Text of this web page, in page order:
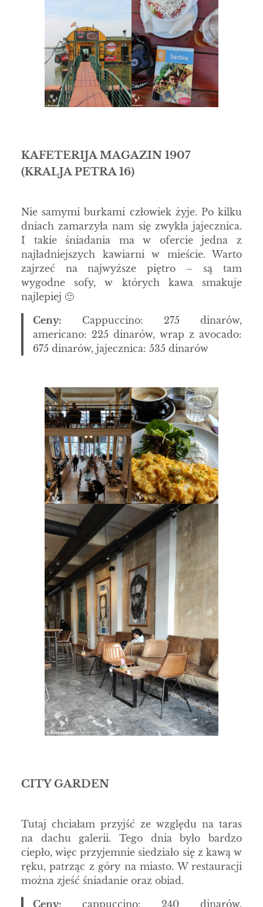
KAFETERIJA MAGAZIN 1907
(KRALJA PETRA 16)
Nie samymi burkami człowiek żyje. Po kilku
dniach zamarzyła nam się zwykła jajecznica.
I takie śniadania ma w ofercie jedna z
najładniejszych kawiarni w mieście. Warto
zajrzeć na najwyższe piętro – są tam
wygodne sofy, w których kawa smakuje
najlepiej 🙂
Ceny: Cappuccino: 275 dinarów,
americano: 225 dinarów, wrap z avocado:
675 dinarów, jajecznica: 535 dinarów
CITY GARDEN
Tutaj chciałam przyjść ze względu na taras
na dachu galerii. Tego dnia było bardzo
ciepło, więc przyjemnie siedziało się z kawą w
ręku, patrząc z góry na miasto. W restauracji
można zjeść śniadanie oraz obiad.
Ceny: cappuccino: 240 dinarów,